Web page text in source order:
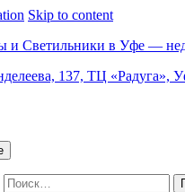
Skip to content
и Светильники в Уфе —
137, ТЦ «Радуга»,